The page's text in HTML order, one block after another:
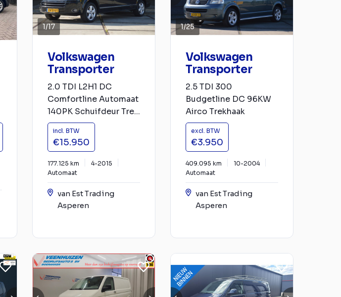
1/17
Volkswagen
Transporter
2.0 TDI L2H1 DC
Comfortline Automaat
140PK Schuifdeur Tre...
incl. BTW
€15.950
177.125 km
4-2015
Automaat
van Est Trading
Asperen
1/25
Volkswagen
Transporter
2.5 TDI 300
Budgetline DC 96KW
Airco Trekhaak
excl. BTW
€3.950
409.095 km
10-2004
Automaat
van Est Trading
Asperen